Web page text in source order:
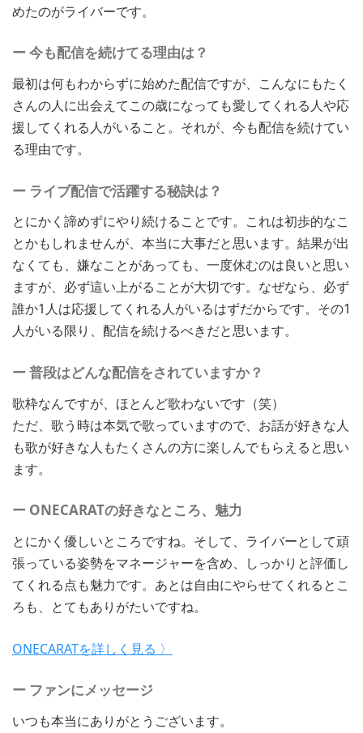
めたのがライバーです。
ー 今も配信を続けてる理由は？
最初は何もわからずに始めた配信ですが、こんなにもたく
さんの人に出会えてこの歳になっても愛してくれる人や応
援してくれる人がいること。それが、今も配信を続けてい
る理由です。
ー ライブ配信で活躍する秘訣は？
とにかく諦めずにやり続けることです。これは初歩的なこ
とかもしれませんが、本当に大事だと思います。結果が出
なくても、嫌なことがあっても、一度休むのは良いと思い
ますが、必ず這い上がることが大切です。なぜなら、必ず
誰か1人は応援してくれる人がいるはずだからです。その1
人がいる限り、配信を続けるべきだと思います。
ー 普段はどんな配信をされていますか？
歌枠なんですが、ほとんど歌わないです（笑）
ただ、歌う時は本気で歌っていますので、お話が好きな人
も歌が好きな人もたくさんの方に楽しんでもらえると思い
ます。
ー ONECARATの好きなところ、魅力
とにかく優しいところですね。そして、ライバーとして頑
張っている姿勢をマネージャーを含め、しっかりと評価し
てくれる点も魅力です。あとは自由にやらせてくれるとこ
ろも、とてもありがたいですね。
ONECARATを詳しく見る 〉
ー ファンにメッセージ
いつも本当にありがとうございます。